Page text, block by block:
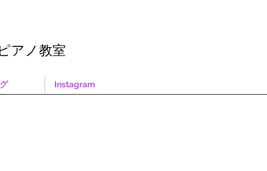
アノ教室
Instagram